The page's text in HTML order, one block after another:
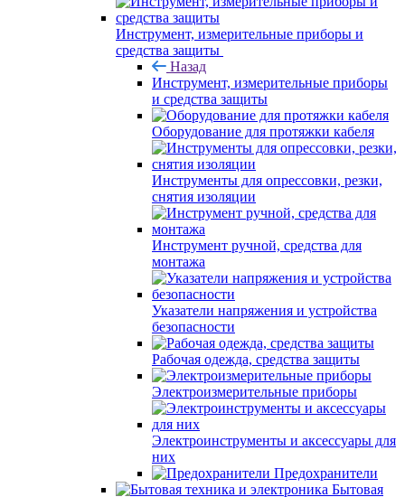
Инструмент, измерительные приборы и
средства защиты
Назад
Инструмент, измерительные приборы
и средства защиты
Оборудование для протяжки кабеля
Инструменты для опрессовки, резки,
снятия изоляции
Инструмент ручной, средства для
монтажа
Указатели напряжения и устройства
безопасности
Рабочая одежда, средства защиты
Электроизмерительные приборы
Электроинструменты и аксессуары для
них
Предохранители
Бытовая